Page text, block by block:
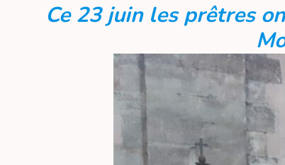
Ce 23 juin les prêtres